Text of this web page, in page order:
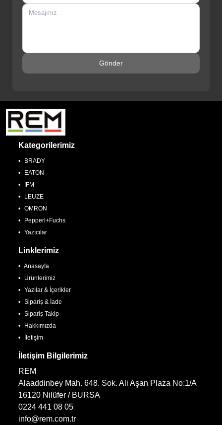
Gönder
Kategorilerimiz
BRADY
EATON
IFM
LEUZE
OMRON
Pepperl+Fuchs
Yazıcılar
Linklerimiz
Anasayfa
Ürünlerimiz
Yazılar & İçerikler
Sipariş & İade
Sipariş Takip
Hakkımızda
İletişim
İletişim Bilgilerimiz
REM
Alaaddinbey Mah. 648. Sok. Ali Aşan Plaza No:1/A
16120 Nilüfer / BURSA
0224 441 08 05
info@rem.com.tr